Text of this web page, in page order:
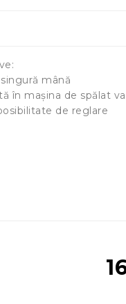
mână
în mașina de spălat
de reglare